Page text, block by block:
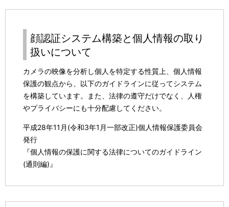
顔認証システム構築と個人情報の取り
扱いについて
カメラの映像を分析し個人を特定する性質上、個人情報
保護の観点から、以下のガイドラインに従ってシステム
を構築しています。また、法律の遵守だけでなく、人権
やプライバシーにも十分配慮してください。
平成28年11月(令和3年1月一部改正)個人情報保護委員会
発行
『個人情報の保護に関する法律についてのガイドライン
(通則編)』